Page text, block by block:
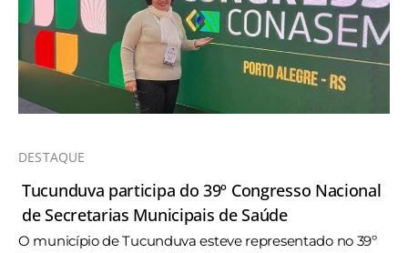
DESTAQUE
Tucunduva participa do 39º Congresso Nacional
de Secretarias Municipais de Saúde
O município de Tucunduva esteve representado no 39º